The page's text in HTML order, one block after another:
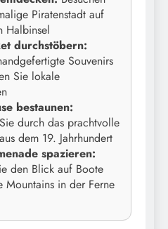
Piratenstadt auf
Halbinsel
durchstöbern:
Souvenirs
Sie lokale
bestaunen:
durch das prachtvolle
dem 19. Jahrhundert
spazieren:
den Blick auf Boote
Mountains in der Ferne